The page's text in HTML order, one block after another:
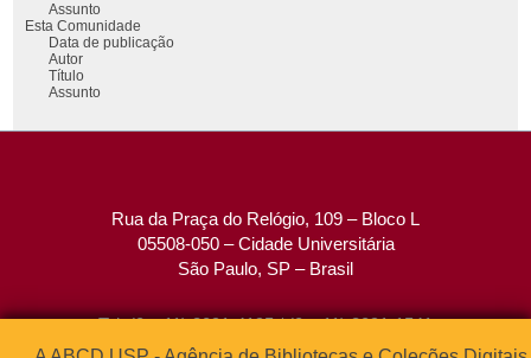
Assunto
Esta Comunidade
Data de publicação
Autor
Título
Assunto
Rua da Praça do Relógio, 109 – Bloco L
05508-050 – Cidade Universitária
São Paulo, SP – Brasil
Tel: (0xx11) 3091-4195 / (0xx11) 3091-1541
Fax: (0xx11) 3091-1567